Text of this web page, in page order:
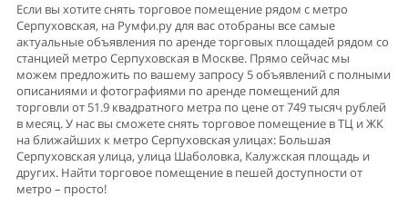
Если вы хотите снять торговое помещение рядом с метро
Серпуховская, на Румфи.ру для вас отобраны все самые
актуальные объявления по аренде торговых площадей рядом со
станцией метро Серпуховская в Москве. Прямо сейчас мы
можем предложить по вашему запросу 5 объявлений с полными
описаниями и фотографиями по аренде помещений для
торговли от 51.9 квадратного метра по цене от 749 тысяч рублей
в месяц. У нас вы сможете снять торговое помещение в ТЦ и ЖК
на ближайших к метро Серпуховская улицах: Большая
Серпуховская улица, улица Шаболовка, Калужская площадь и
других. Найти торговое помещение в пешей доступности от
метро – просто!